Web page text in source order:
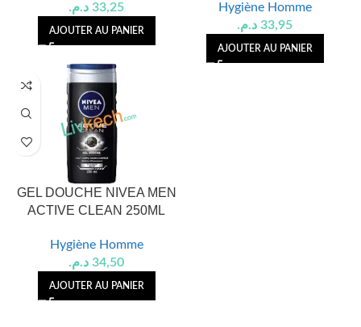
33,25 د.م.
AJOUTER AU PANIER
Hygiène Homme
33,95 د.م.
AJOUTER AU PANIER
GEL DOUCHE NIVEA MEN
ACTIVE CLEAN 250ML
Hygiène Homme
34,50 د.م.
AJOUTER AU PANIER